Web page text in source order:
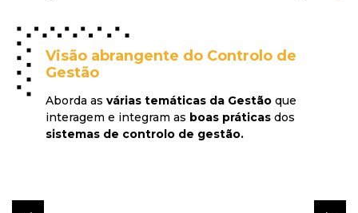
Visão abrangente do Controlo de
Gestão
Aborda as várias temáticas da Gestão que
interagem e integram as boas práticas dos
sistemas de controlo de gestão.